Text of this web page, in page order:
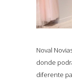
Noval
donde
diferente